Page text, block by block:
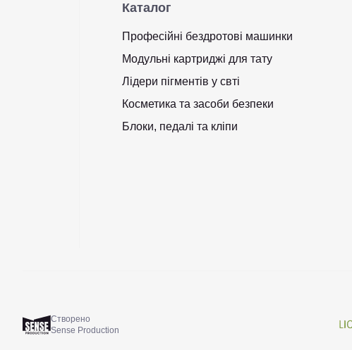
Каталог
Професійні бездротові машинки
Модульні картриджі для тату
Лідери пігментів у свті
Косметика та засоби безпеки
Блоки, педалі та кліпи
Створено
Sense Production